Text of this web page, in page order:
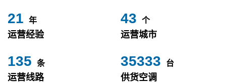
24 年
运营经验
49 个
运营城市
153 条
运营线路
40000 台
供货空调